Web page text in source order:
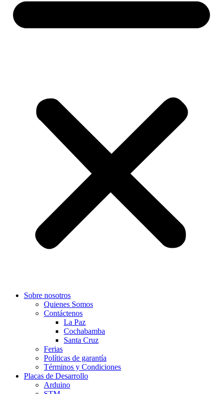
Sobre nosotros
Quienes Somos
Contáctenos
La Paz
Cochabamba
Santa Cruz
Ferias
Políticas de garantía
Términos y Condiciones
Placas de Desarrollo
Arduino